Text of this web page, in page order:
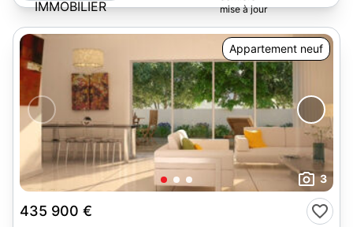
Appartement neuf
3
435 900 €